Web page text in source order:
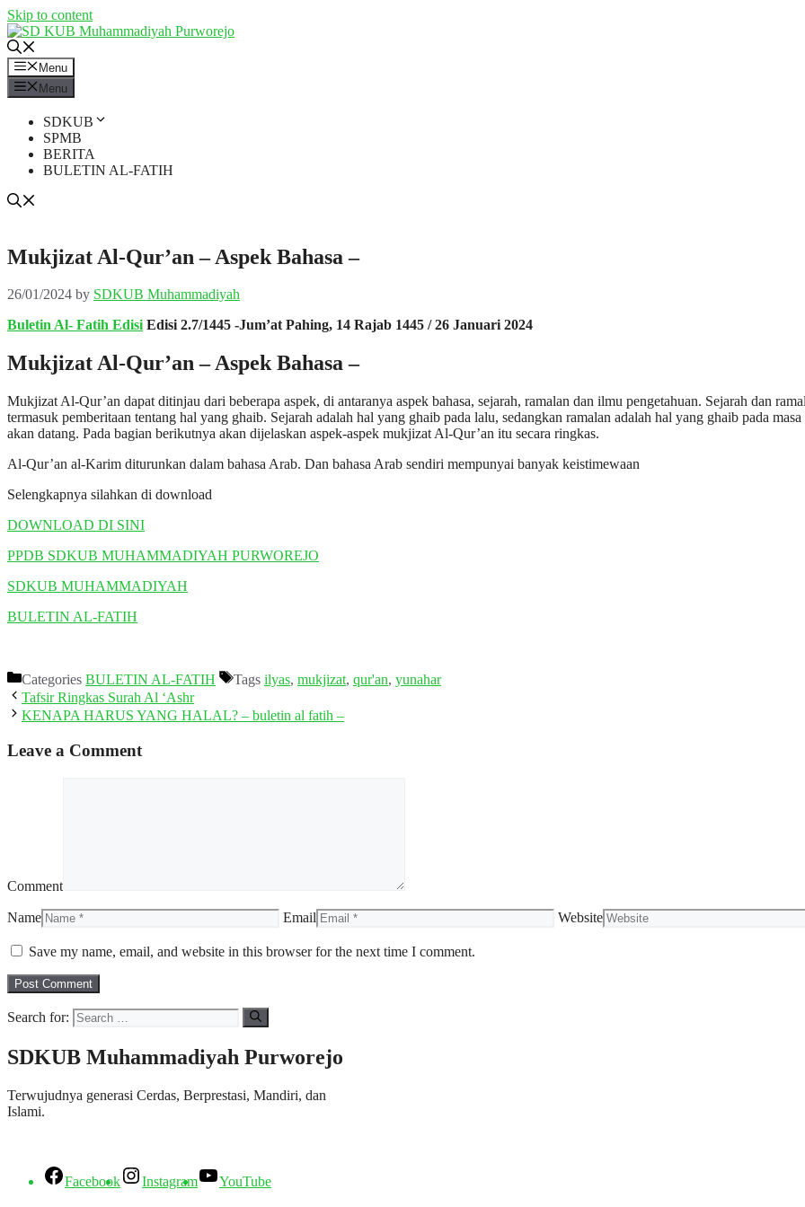
Skip to content
Menu
Menu
SDKUB
SPMB
BERITA
BULETIN AL-FATIH
Mukjizat Al-Qur’an – Aspek Bahasa –
26/01/2024 by SDKUB Muhammadiyah
Buletin Al- Fatih EdisiEdisi 2.7/1445 -Jum’at Pahing, 14 Rajab 1445 / 26 Januari 2024
Mukjizat Al-Qur’an – Aspek Bahasa –
Mukjizat Al-Qur’an dapat ditinjau dari beberapa aspek, di antaranya aspek bahasa, sejarah, ramalan dan ilmu pengetahuan. Sejarah dan
termasuk pemberitaan tentang hal yang ghaib. Sejarah adalah hal yang ghaib pada lalu, sedangkan ramalan adalah hal yang ghaib pada
akan datang. Pada bagian berikutnya akan dijelaskan aspek-aspek mukjizat Al-Qur’an itu secara ringkas.
Al-Qur’an al-Karim diturunkan dalam bahasa Arab. Dan bahasa Arab sendiri mempunyai banyak keistimewaan
Selengkapnya silahkan di download
DOWNLOAD DI SINI
PPDB SDKUB MUHAMMADIYAH PURWOREJO
SDKUB MUHAMMADIYAH
BULETIN AL-FATIH
Categories BULETIN AL-FATIH Tags ilyas, mukjizat, qur'an, yunahar
Tafsir Ringkas Surah Al ‘Ashr
KENAPA HARUS YANG HALAL? – buletin al fatih –
Leave a Comment
Comment
Name Email Website
Save my name, email, and website in this browser for the next time I comment.
Search for:
SDKUB Muhammadiyah Purworejo
Terwujudnya generasi Cerdas, Berprestasi, Mandiri, dan
Islami.
Facebook Instagram YouTube